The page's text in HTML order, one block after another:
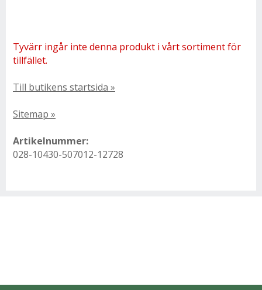
Tyvärr ingår inte denna produkt i vårt sortiment för
tillfället.
Till butikens startsida »
Sitemap »
Artikelnummer:
028-10430-507012-12728